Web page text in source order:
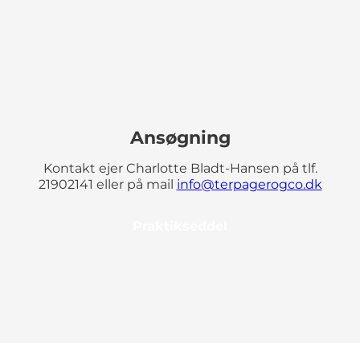
Ansøgning
Kontakt ejer Charlotte Bladt-Hansen på tlf.
21902141 eller på mail info@terpagerogco.dk